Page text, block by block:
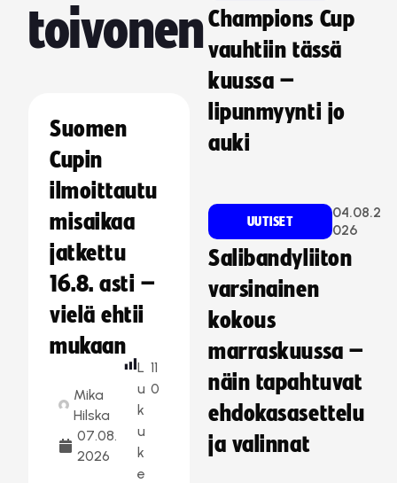
toivonen
Suomen
Cupin
ilmoittautu
misaikaa
jatkettu
16.8. asti –
vielä ehtii
mukaan
Mika
Hilska
07.08.
2026
L
u
k
u
k
e
11
0
Champions Cup
vauhtiin tässä
kuussa –
lipunmyynti jo
auki
UUTISET
04.08.2
026
Salibandyliiton
varsinainen
kokous
marraskuussa –
näin tapahtuvat
ehdokasasettelu
ja valinnat